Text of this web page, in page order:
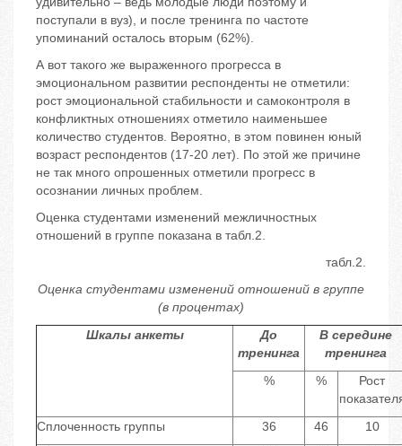
поступали в вуз), и после тренинга по частоте
упоминаний осталось вторым (62%).
А вот такого же выраженного прогресса в
эмоциональном развитии респонденты не отметили:
рост эмоциональной стабильности и самоконтроля в
конфликтных отношениях отметило наименьшее
количество студентов. Вероятно, в этом повинен юный
возраст респондентов (17-20 лет). По этой же причине
не так много опрошенных отметили прогресс в
осознании личных проблем.
Оценка студентами изменений межличностных
отношений в группе показана в табл.2.
табл.2.
Оценка студентами изменений отношений в группе
(в процентах)
Шкалы анкеты
До
тренинга
В середине
тренинга
%
%
Рост
Сплоченность группы
36 46
10